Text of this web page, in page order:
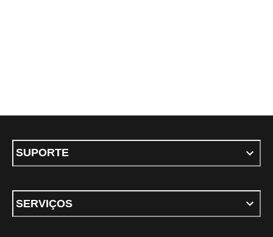
SUPORTE
SERVIÇOS